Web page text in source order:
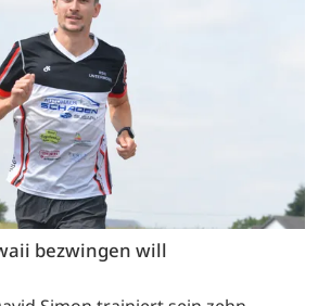
bezwingen will